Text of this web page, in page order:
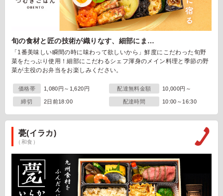
旬の食材と匠の技術が織りなす、細部にま…
「1番美味しい瞬間の時に味わって欲しいから」鮮度にこだわった旬野
菜をたっぷり使用！細部にこだわるシェフ渾身のメイン料理と季節の野
菜が主役のお弁当をお楽しみください。
価格帯 1,080円～1,620円 配達無料金額 10,000円～
締切 2日前18:00 配達時間 10:00～16:30
甍(イラカ)
（和食）